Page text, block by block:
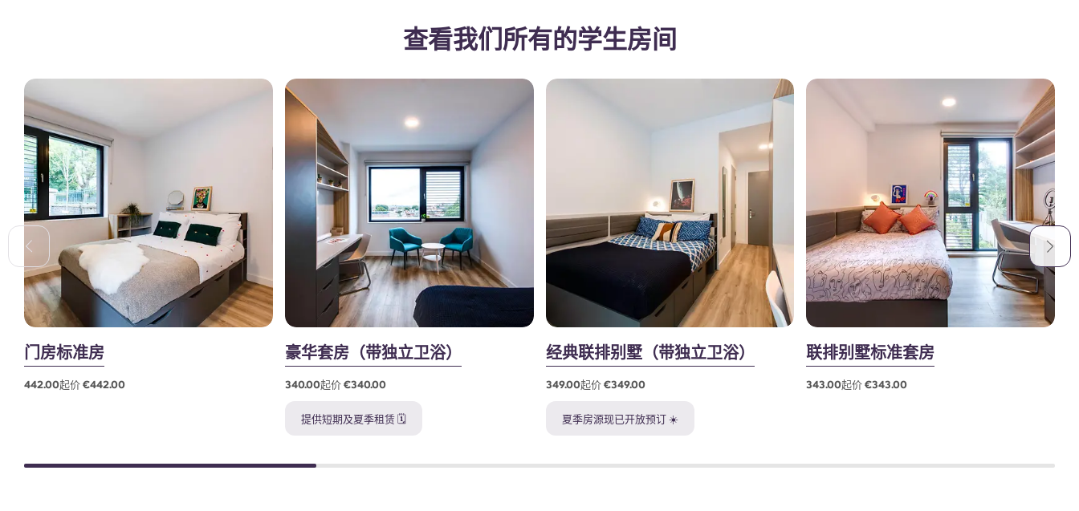
查看我们所有的学生房间
门房标准房
442.00起价 €442.00
豪华套房（带独立卫浴）
340.00起价 €340.00
提供短期及夏季租赁 🗓️
经典联排别墅（带独立卫浴）
349.00起价 €349.00
夏季房源现已开放预订 ☀️
联排别墅标准套房
343.00起价 €343.00